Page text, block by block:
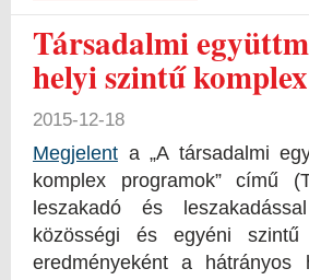
Társadalmi
helyi szintű
2015-12-18
Megjelent a „A társadalmi
komplex programok” című
leszakadó és
közösségi és egyéni szintű
eredményeként a hátrányos